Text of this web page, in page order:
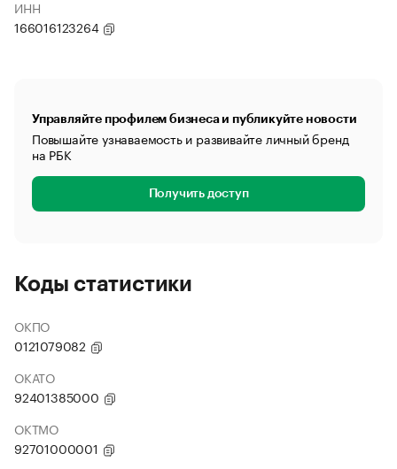
ИНН
166016123264
Управляйте профилем бизнеса и публикуйте новости
Повышайте узнаваемость и развивайте личный бренд
на РБК
Получить доступ
Коды статистики
ОКПО
0121079082
ОКАТО
92401385000
ОКТМО
92701000001